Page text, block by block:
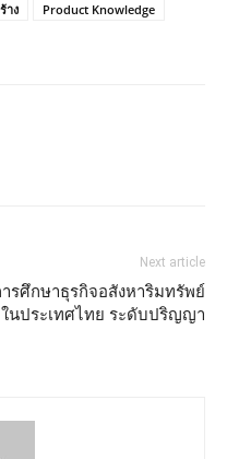
าง
Product Knowledge
Next article
รศึกษาธุรกิจอสังหาริมทรัพย์
ในประเทศไทย ระดับปริญญา